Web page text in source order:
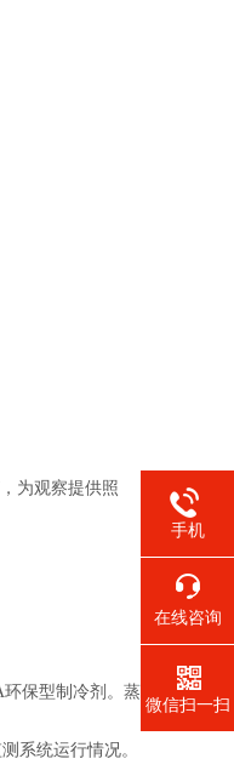
为观察提供照
环保型制冷剂。蒸
系统运行情况。
手机
在线咨询
微信扫一扫